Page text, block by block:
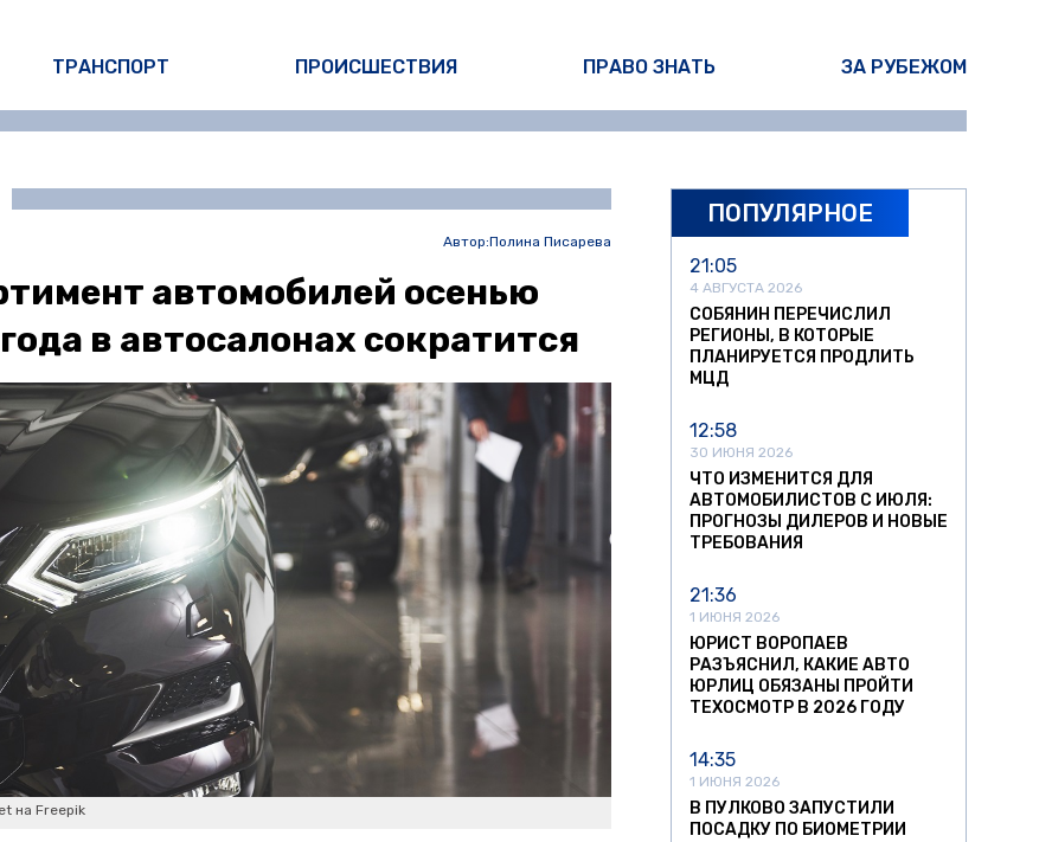
ТРАНСПОРТ ПРОИСШЕСТВИЯ ПРАВО ЗНАТЬ ЗА РУБЕЖОМ
Автор:Полина Писарева
автомобилей осенью
в автосалонах сократится
на Freepik
ПОПУЛЯРНОЕ
21:05
4 АВГУСТА 2026
СОБЯНИН ПЕРЕЧИСЛИЛ
РЕГИОНЫ, В КОТОРЫЕ
ПЛАНИРУЕТСЯ ПРОДЛИТЬ
МЦД
12:58
30 ИЮНЯ 2026
ЧТО ИЗМЕНИТСЯ ДЛЯ
АВТОМОБИЛИСТОВ С ИЮЛЯ:
ПРОГНОЗЫ ДИЛЕРОВ И НОВЫЕ
ТРЕБОВАНИЯ
21:36
1 ИЮНЯ 2026
ЮРИСТ ВОРОПАЕВ
РАЗЪЯСНИЛ, КАКИЕ АВТО
ЮРЛИЦ ОБЯЗАНЫ ПРОЙТИ
ТЕХОСМОТР В 2026 ГОДУ
14:35
1 ИЮНЯ 2026
В ПУЛКОВО ЗАПУСТИЛИ
ПОСАДКУ ПО БИОМЕТРИИ